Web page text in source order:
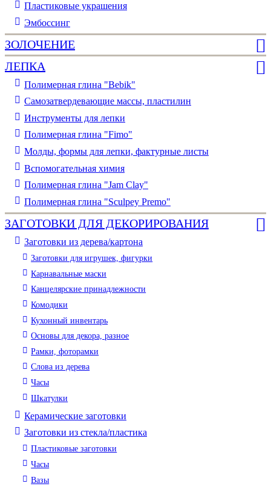
Пластиковые украшения
Эмбоссинг
ЗОЛОЧЕНИЕ
ЛЕПКА
Полимерная глина "Bebik"
Самозатвердевающие массы, пластилин
Инструменты для лепки
Полимерная глина "Fimo"
Молды, формы для лепки, фактурные листы
Вспомогательная химия
Полимерная глина "Jam Clay"
Полимерная глина "Sculpey Premo"
ЗАГОТОВКИ ДЛЯ ДЕКОРИРОВАНИЯ
Заготовки из дерева/картона
Заготовки для игрушек, фигурки
Карнавальные маски
Канцелярские принадлежности
Комодики
Кухонный инвентарь
Основы для декора, разное
Рамки, фоторамки
Слова из дерева
Часы
Шкатулки
Керамические заготовки
Заготовки из стекла/пластика
Пластиковые заготовки
Часы
Вазы